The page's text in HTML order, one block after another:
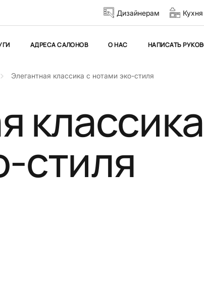
Дизайнерам
АДРЕСА САЛОНОВ О НАС НАПИСАТЬ
Элегантная классика с нотами эко-стиля
стиля